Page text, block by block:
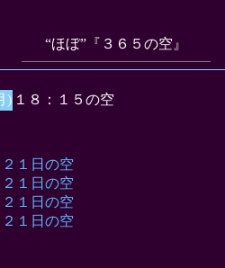
“ほぼ”『３６５の空』
) １８：１５の空
１日の空
１日の空
１日の空
１日の空